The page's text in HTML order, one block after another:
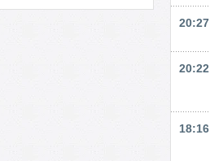
20:27
20:22
18:16